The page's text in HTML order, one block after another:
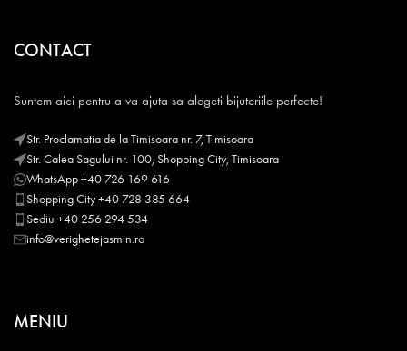
CONTACT
Suntem aici pentru a va ajuta sa alegeti bijuteriile perfecte!
Str. Proclamatia de la Timisoara nr. 7, Timisoara
Str. Calea Sagului nr. 100, Shopping City, Timisoara
WhatsApp +40 726 169 616
Shopping City +40 728 385 664
Sediu +40 256 294 534
info@verighetejasmin.ro
MENIU